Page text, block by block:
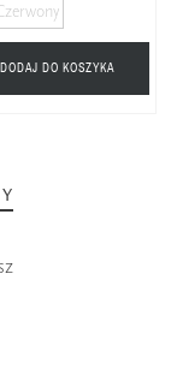
DODAJ DO KOSZYKA